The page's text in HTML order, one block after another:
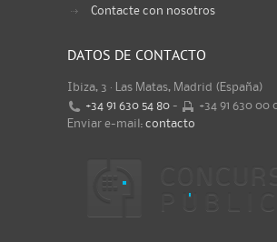
Contacte con nosotros
DATOS DE CONTACTO
Ibiza, 3 · Las Matas, Madrid (España)
+34 91 630 54 80 -
+34 91 630 00
Enviar e-mail: contacto